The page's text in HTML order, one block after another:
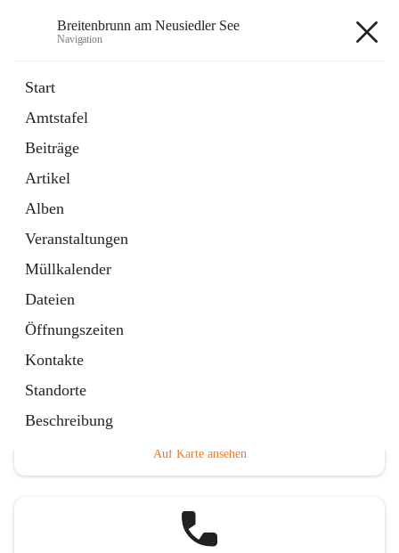
Breitenbrunn am Neusiedler See
Navigation
Start
Amtstafel
Beiträge
Artikel
Alben
Veranstaltungen
Müllkalender
Dateien
Öffnungszeiten
Kontakte
Standorte
Beschreibung
18 Schnellzugriffe
Gemeindeservice
Auf Karte ansehen